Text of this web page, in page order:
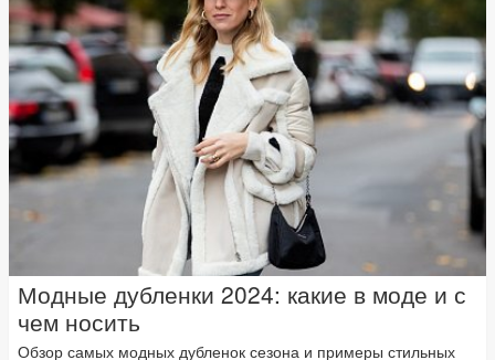
Модные дубленки 2024: какие в моде и с
чем носить
Обзор самых модных дубленок сезона и примеры стильных